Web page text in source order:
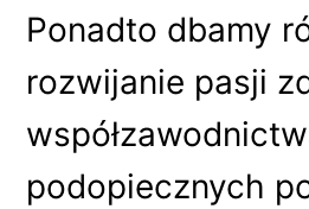
Ponadto dbamy
rozwijanie pasji
podopiecznych